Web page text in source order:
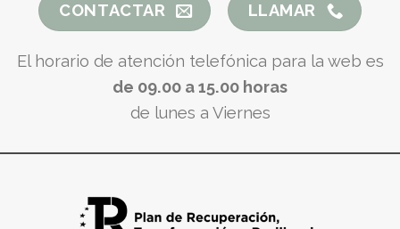
CONTACTAR LLAMAR
El horario de atención telefónica para la web es
de 09.00 a 15.00 horas
de lunes a Viernes